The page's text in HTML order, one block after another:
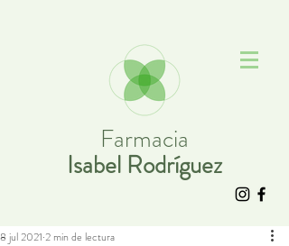
Farmacia
Isabel Rodríguez
8 jul 2021 2 min de lectura